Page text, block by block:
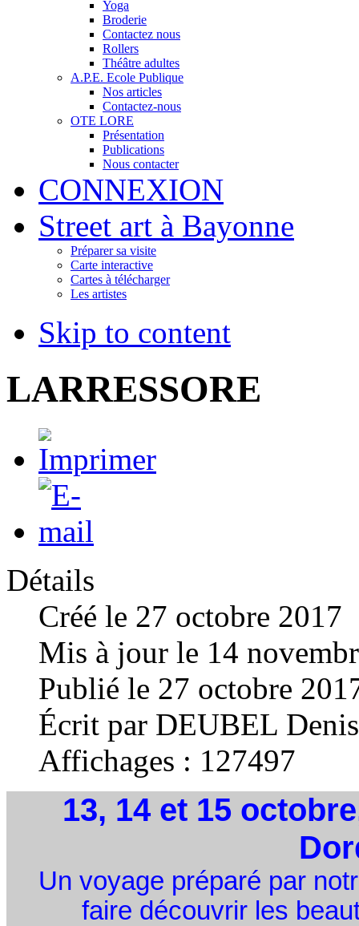
Yoga
Broderie
Contactez nous
Rollers
Théâtre adultes
A.P.E. Ecole Publique
Nos articles
Contactez-nous
OTE LORE
Présentation
Publications
Nous contacter
CONNEXION
Street art à Bayonne
Préparer sa visite
Carte interactive
Cartes à télécharger
Les artistes
Skip to content
LARRESSORE
Détails
Créé le 27 octobre 2017
Mis à jour le 14
Publié le 27 octobre
Écrit par DEUBEL Denis
Affichages : 127497
13, 14 et 15
Un voyage préparé par
faire découvrir les